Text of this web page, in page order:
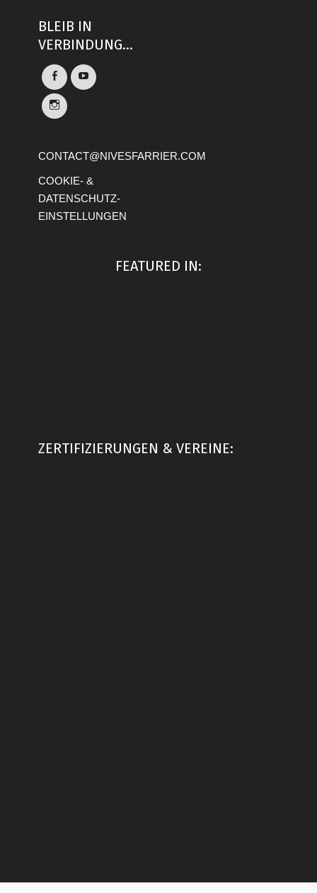
BLEIB IN
VERBINDUNG...
CONTACT@NIVESFARRIER.COM
COOKIE- &
DATENSCHUTZ-
EINSTELLUNGEN
FEATURED IN:
ZERTIFIZIERUNGEN & VEREINE: